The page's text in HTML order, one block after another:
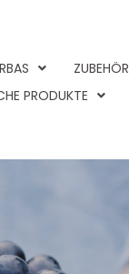
ZUBEHÖR
PRODUKTE